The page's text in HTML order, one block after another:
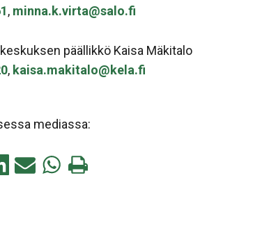
, minna.k.virta@salo.fi
päällikkö Kaisa Mäkitalo
, kaisa.makitalo@kela.fi
mediassa:
Jaa Jaa Tulosta